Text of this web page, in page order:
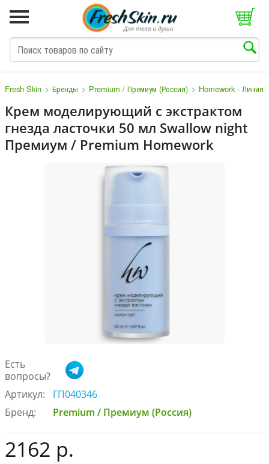
Fresh Skin > Бренды > Premium / Премиум (Россия) > Homework - Линия
Крем моделирующий с экстрактом
гнезда ласточки 50 мл Swallow night
Премиум / Premium Homework
Есть
вопросы?
Артикул:
ГП040346
Бренд:
Premium / Премиум (Россия)
2162 р.
M N O P Q S T V W